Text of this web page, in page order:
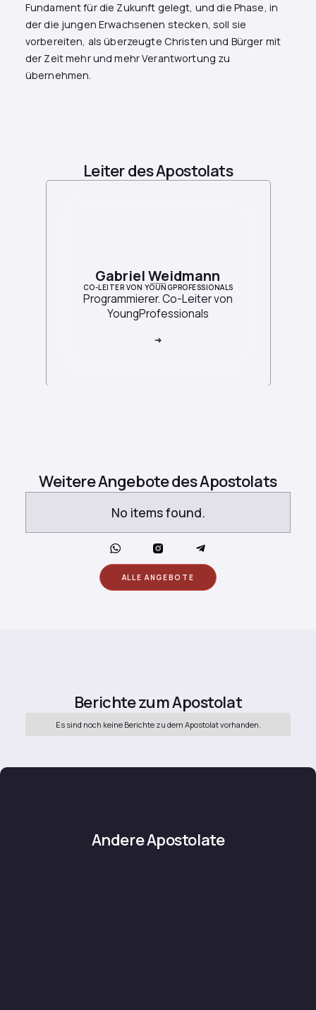
Fundament für die Zukunft gelegt, und die Phase, in
der die jungen Erwachsenen stecken, soll sie
vorbereiten, als überzeugte Christen und Bürger mit
der Zeit mehr und mehr Verantwortung zu
übernehmen.
Leiter des Apostolats
Gabriel Weidmann
CO-LEITER VON YOUNGPROFESSIONALS
Programmierer. Co-Leiter von
YoungProfessionals
Weitere Angebote des Apostolats
No items found.
ALLE ANGEBOTE
Berichte zum Apostolat
Es sind noch keine Berichte zu dem Apostolat vorhanden.
Andere Apostolate